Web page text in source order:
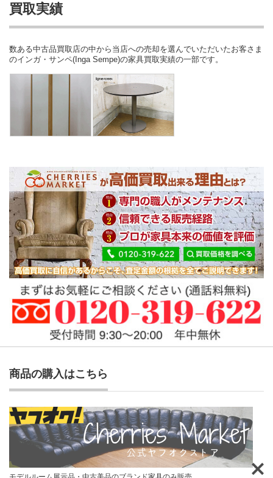
買取実績
数ある中古品買取店の中から当店への売却を選んでいただいたお客さま
のインガ・サンペ(Inga Sempe)の家具買取実績の一部です。
商品の購入はこちら